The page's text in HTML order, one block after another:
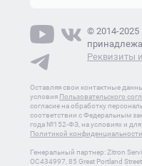
© 2014-2025
Реквизиты
Оставляя свои контактные
условия Пользовательского
согласие на обработку
соответствии с Федеральным
года №152-ФЗ, на условиях и
Политикой конфиденциальности
Генеральный партнер: Zitron
OC434997, 85 Great Portland